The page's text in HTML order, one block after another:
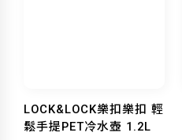
LOCK&LOCK樂扣樂扣 輕
鬆手提PET冷水壺 1.2L